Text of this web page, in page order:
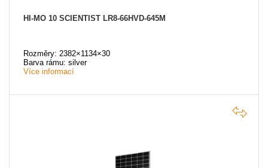
HI-MO 10 SCIENTIST LR8-66HVD-645M
Rozměry: 2382×1134×30
Barva rámu: silver
Více informací